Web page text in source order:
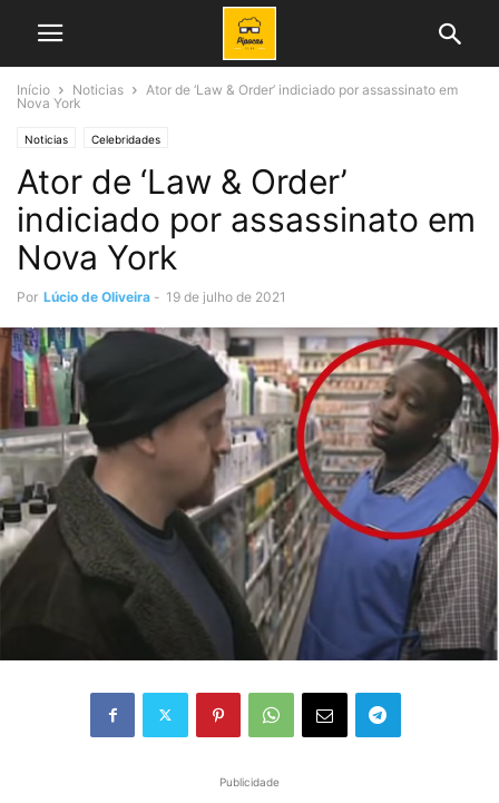
Início Noticias
Ator de ‘Law & Order’ indiciado por assassinato em
Nova York
Noticias Celebridades
Ator de ‘Law & Order’
indiciado por assassinato em
Nova York
Por Lúcio de Oliveira - 19 de julho de 2021
Publicidade